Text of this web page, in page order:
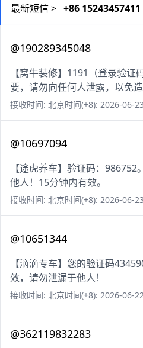
最新短信 > +86 15243457411
@190289345048
【窝牛装修】1191（登录验
要，请勿向任何人泄露，以免
接收时间: 北京时间(+8): 2026-06-
@10697094
【途虎养车】验证码：
他人！15分钟内有效。
接收时间: 北京时间(+8): 2026-06-
@10651344
【滴滴专车】您的验证码
效，请勿泄漏于他人！
接收时间: 北京时间(+8): 2026-06-
@362119832283